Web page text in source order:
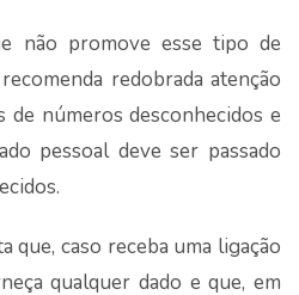
não promove esse tipo de
redobrada atenção
de números desconhecidos e
pessoal deve ser passado
que, caso receba uma ligação
qualquer dado e que, em